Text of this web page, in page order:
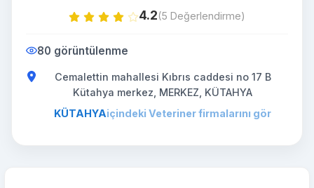
4.2(5 Değerlendirme)
80 görüntülenme
Cemalettin mahallesi Kıbrıs caddesi no 17 B
Kütahya merkez, MERKEZ, KÜTAHYA
KÜTAHYAiçindeki Veteriner firmalarını gör